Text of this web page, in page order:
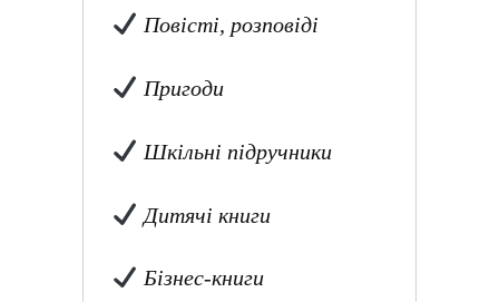
Повісті, розповіді
Пригоди
Шкільні підручники
Дитячі книги
Бізнес-книги